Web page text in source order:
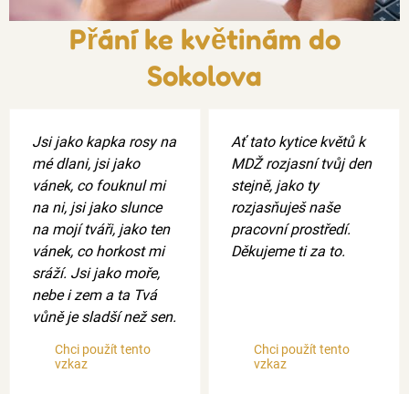
Přání ke květinám do
Sokolova
Jsi jako kapka rosy na
mé dlani, jsi jako
vánek, co fouknul mi
na ni, jsi jako slunce
na mojí tváři, jako ten
vánek, co horkost mi
sráží. Jsi jako moře,
nebe i zem a ta Tvá
vůně je sladší než sen.
Chci použít tento
vzkaz
Ať tato kytice květů k
MDŽ rozjasní tvůj den
stejně, jako ty
rozjasňuješ naše
pracovní prostředí.
Děkujeme ti za to.
Chci použít tento
vzkaz